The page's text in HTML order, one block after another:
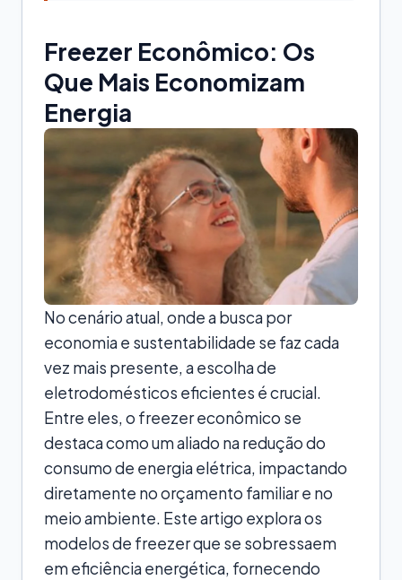
Freezer Econômico: Os
Que Mais Economizam
Energia
No cenário atual, onde a busca por
economia e sustentabilidade se faz cada
vez mais presente, a escolha de
eletrodomésticos eficientes é crucial.
Entre eles, o freezer econômico se
destaca como um aliado na redução do
consumo de energia elétrica, impactando
diretamente no orçamento familiar e no
meio ambiente. Este artigo explora os
modelos de freezer que se sobressaem
em eficiência energética, fornecendo